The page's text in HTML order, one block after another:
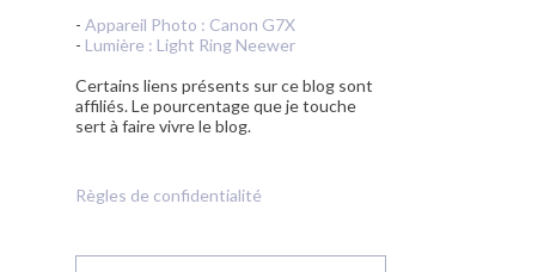
- Appareil Photo : Canon G7X
- Lumière : Light Ring Neewer
Certains liens présents sur ce blog sont
affiliés. Le pourcentage que je touche
sert à faire vivre le blog.
Règles de confidentialité